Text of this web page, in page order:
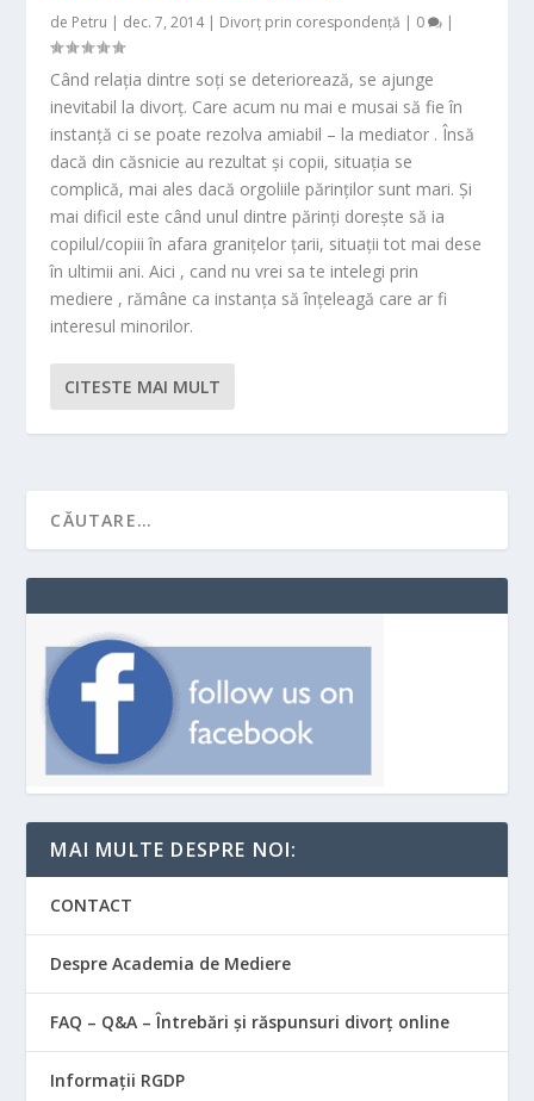
de Petru | dec. 7, 2014| Divorț prin corespondență | 0 |
Când relaţia dintre soţi se deteriorează, se ajunge
inevitabil la divorţ. Care acum nu mai e musai să fie în
instanţă ci se poate rezolva amiabil – la mediator . Însă
dacă din căsnicie au rezultat şi copii, situaţia se
complică, mai ales dacă orgoliile părinţilor sunt mari. Şi
mai dificil este când unul dintre părinţi doreşte să ia
copilul/copiii în afara graniţelor ţarii, situaţii tot mai dese
în ultimii ani. Aici , cand nu vrei sa te intelegi prin
mediere , rămâne ca instanţa să înţeleagă care ar fi
interesul minorilor.
CITESTE MAI MULT
MAI MULTE DESPRE NOI:
CONTACT
Despre Academia de Mediere
FAQ – Q&A – Întrebări și răspunsuri divorț online
Informații RGDP